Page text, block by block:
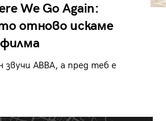
We Go Again:
отново искаме
ABBA, а пред теб е